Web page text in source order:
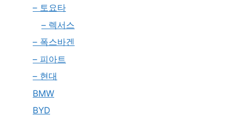
– 토요타
– 렉서스
– 폭스바겐
– 피아트
– 현대
BMW
BYD